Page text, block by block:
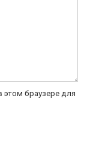
этом браузере для